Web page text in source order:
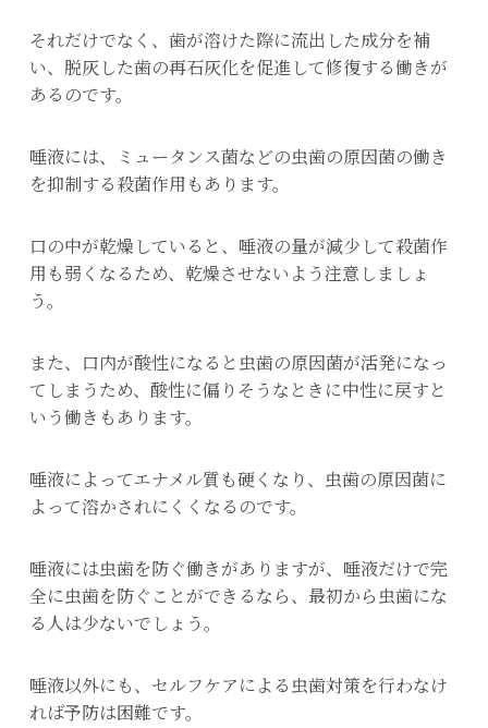
それだけでなく、歯が溶けた際に流出した成分を補
い、脱灰した歯の再石灰化を促進して修復する働きが
あるのです。
唾液には、ミュータンス菌などの虫歯の原因菌の働き
を抑制する殺菌作用もあります。
口の中が乾燥していると、唾液の量が減少して殺菌作
用も弱くなるため、乾燥させないよう注意しましょ
う。
また、口内が酸性になると虫歯の原因菌が活発になっ
てしまうため、酸性に偏りそうなときに中性に戻すと
いう働きもあります。
唾液によってエナメル質も硬くなり、虫歯の原因菌に
よって溶かされにくくなるのです。
唾液には虫歯を防ぐ働きがありますが、唾液だけで完
全に虫歯を防ぐことができるなら、最初から虫歯にな
る人は少ないでしょう。
唾液以外にも、セルフケアによる虫歯対策を行わなけ
れば予防は困難です。